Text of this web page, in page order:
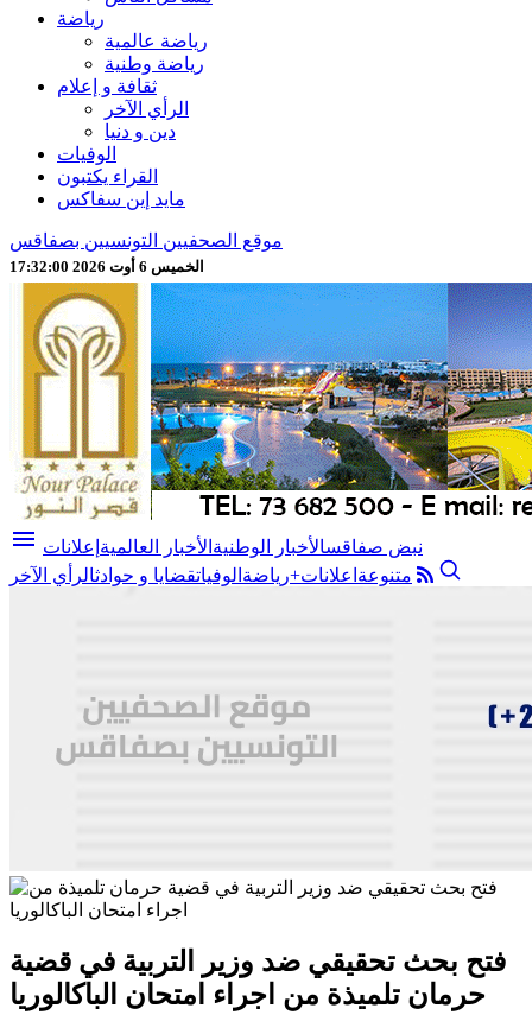
رياضة
رياضة عالمية
رياضة وطنية
ثقافة و إعلام
الرأي الآخر
دين و دنيا
الوفيات
القراء يكتبون
مايد إين سفاكس
موقع الصحفيين التونسيين بصفاقس
الخميس 6 أوت 2026 17:32:02
menu نبض صفاقسالأخبار الوطنية الأخبار العالمية إعلانات
متنوعة اعلانات+رياضة الوفياتقضايا و حوادثالرأي الآخر
فتح بحث تحقيقي ضد وزير التربية في قضية
حرمان تلميذة من اجراء امتحان الباكالوريا